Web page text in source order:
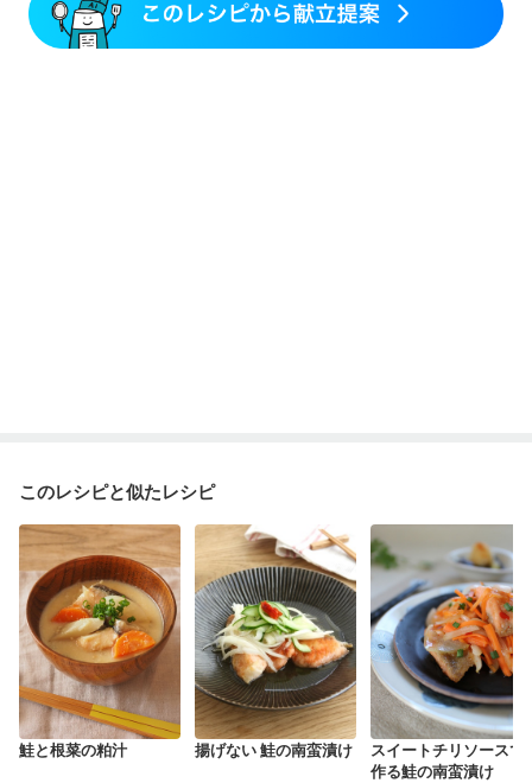
味の感じ方が変わった
妊娠中(初期)
妊婦健診・体重増加が気になる（初期）
このレシピと似たレシピ
鮭と根菜の粕汁 揚げない 鮭の南蛮漬け
スイートチリソースで
作る鮭の南蛮漬け